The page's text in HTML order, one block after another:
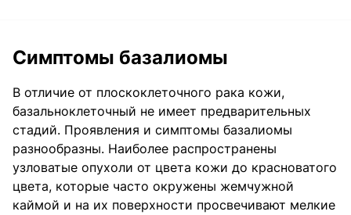
Симптомы базалиомы
В отличие от плоскоклеточного рака кожи,
базальноклеточный не имеет предварительных
стадий. Проявления и симптомы базалиомы
разнообразны. Наиболее распространены
узловатые опухоли от цвета кожи до красноватого
цвета, которые часто окружены жемчужной
каймой и на их поверхности просвечивают мелкие